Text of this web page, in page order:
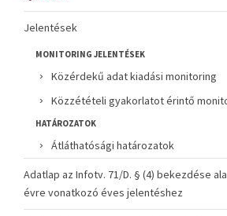
Jelentések
MONITORING JELENTÉSEK
Közérdekű adat kiadási monitoring
Közzétételi gyakorlatot érintő
HATÁROZATOK
Átláthatósági határozatok
Adatlap az Infotv. 71/D. § (4) bekezdése
évre vonatkozó éves jelentéshez